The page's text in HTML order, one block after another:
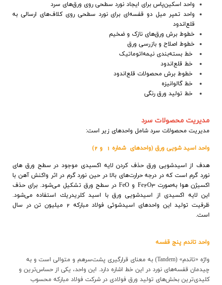
واحد اسکین‌پاس برای ایجاد نورد سطحی روی ورق‌های سرد
واحد تمپر میل دو قفسه‌ای برای نورد سطحی روی کلاف‌های ارسالی به
قلع‌اندود
خطوط برش ورق‌های نازک و ضخیم
خطوط اصلاح و بازرسی ورق
خط بسته‌بندی نیمه‌اتوماتیک
خط قلع‌اندود
خطوط برش محصولات قلع‌اندود
خط گالوانیزه
خط تولید ورق رنگی
مدیریت محصولات سرد
مدیریت محصولات سرد شامل واحدهای زیر است:
واحد اسيد شویي ورق (واحدهای شماره 1 و 2)
هدف از اسيدشویي ورق حذف كردن لايه اكسيدي موجود در سطح ورق هاي
نورد گرم است كه در درجه حرارت‌هاي بالا در حين نورد گرم در اثر واكنش آهن با
اكسيژن هوا بهصورت Fe2O3 و FeO در سطح ورق تشكيل مي‌شود. براي حذف
این لايه اكسيدي از اسيدشویي ورق با اسيد كلريدريك استفاده مي‌شود.
ظرفيت توليد اين واحد‌های اسیدشوئی فولاد مبارکه 2 ميليون تن در سال
است.
واحد تاندم پنج قفسه‌
واژه «تاندم» (Tandem) به معنای قرارگیری پشت‌سر‌هم و متوالی است و به
چیدمان قفسه‌های نورد در این خط اشاره دارد. این واحد، یکی از حساس‌ترین و
کلیدی‌ترین بخش‌های تولید ورق فولادی در شرکت فولاد مبارکه محسوب